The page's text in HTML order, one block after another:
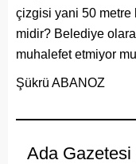
çizgisi yani 50 metre
midir? Belediye
muhalefet etmiyor
Şükrü ABANOZ
Ada